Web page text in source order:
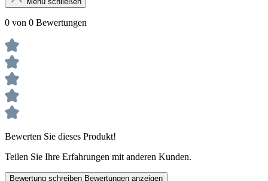
0 von 0 Bewertungen
Bewerten Sie dieses Produkt!
Teilen Sie Ihre Erfahrungen mit anderen Kunden.
Bewertung schreiben Bewertungen anzeigen